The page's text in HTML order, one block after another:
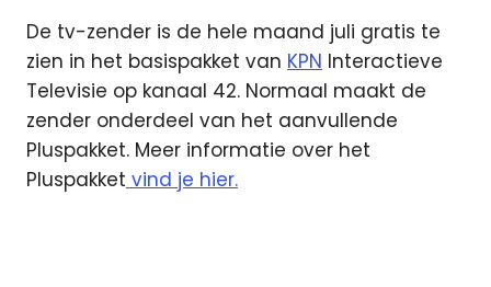
De tv-zender is de hele maand juli gratis te
zien in het basispakket van KPN Interactieve
Televisie op kanaal 42. Normaal maakt de
zender onderdeel van het aanvullende
Pluspakket. Meer informatie over het
Pluspakket vind je hier.